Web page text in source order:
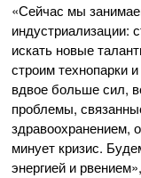
«Сейчас мы
индустриализации:
искать новые
строим технопарки
вдвое больше сил,
проблемы,
здравоохранением,
минует кризис.
энергией и